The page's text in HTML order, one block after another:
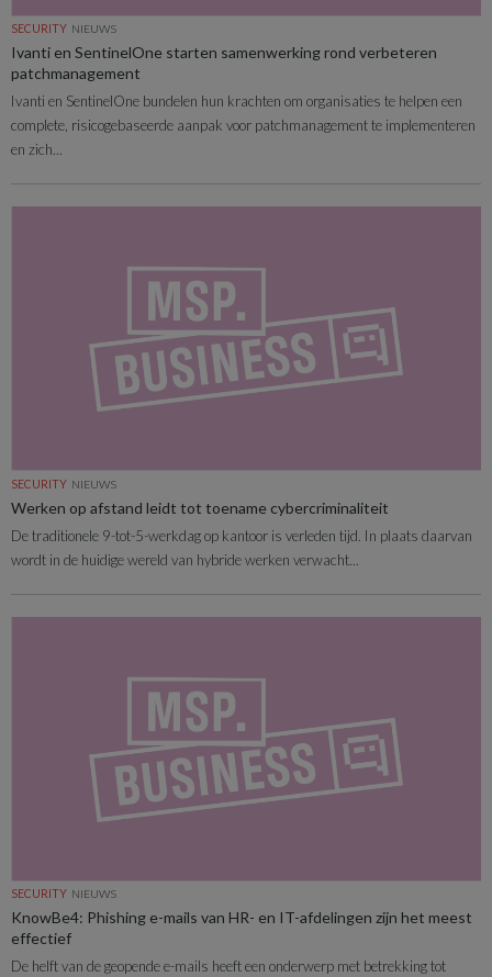
SECURITY NIEUWS
Ivanti en SentinelOne starten samenwerking rond verbeteren
patchmanagement
Ivanti en SentinelOne bundelen hun krachten om organisaties te helpen een
complete, risicogebaseerde aanpak voor patchmanagement te implementeren
en zich...
SECURITY NIEUWS
Werken op afstand leidt tot toename cybercriminaliteit
De traditionele 9-tot-5-werkdag op kantoor is verleden tijd. In plaats daarvan
wordt in de huidige wereld van hybride werken verwacht...
SECURITY NIEUWS
KnowBe4: Phishing e-mails van HR- en IT-afdelingen zijn het meest
effectief
De helft van de geopende e-mails heeft een onderwerp met betrekking tot